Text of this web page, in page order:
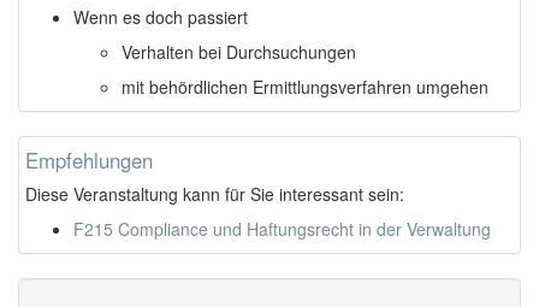
Wenn es doch passiert
Verhalten bei Durchsuchungen
mit behördlichen Ermittlungsverfahren umgehen
Empfehlungen
Diese Veranstaltung kann für Sie interessant sein:
F215 Compliance und Haftungsrecht in der Verwaltung